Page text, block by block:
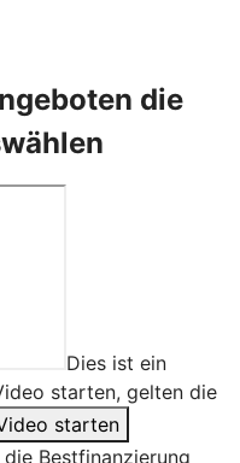
die
Dies ist ein
starten, gelten die
starten